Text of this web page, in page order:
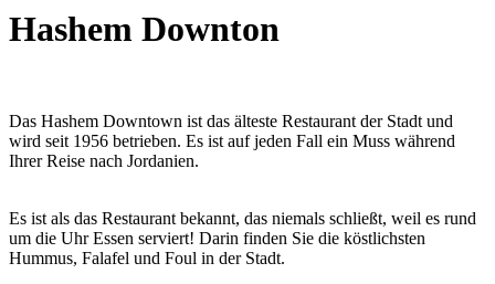
Hashem Downton
Das Hashem Downtown ist das älteste Restaurant der Stadt und
wird seit 1956 betrieben. Es ist auf jeden Fall ein Muss während
Ihrer Reise nach Jordanien.
Es ist als das Restaurant bekannt, das niemals schließt, weil es rund
um die Uhr Essen serviert! Darin finden Sie die köstlichsten
Hummus, Falafel und Foul in der Stadt.